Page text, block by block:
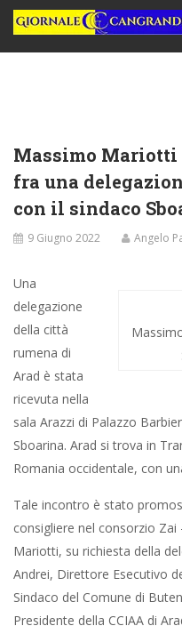
Massimo Mariotti
fra una
con il sindaco
9 Giugno 2022 Angelo
Una
delegazione
della città
rumena di
Arad è stata
ricevuta nella
sala Arazzi di Palazzo
Sboarina. Arad si trova in
Romania occidentale, con
Tale incontro è stato
consigliere nel consorzio
Mariotti, su richiesta della
Andrei, Direttore Esecutivo
Sindaco del Comune di
Presidente della CCIAA di